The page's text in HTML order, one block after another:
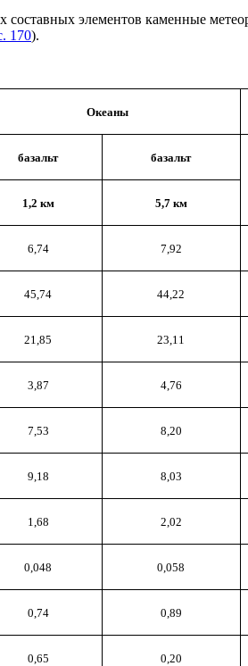
элементов каменные
170).
Океаны
базальт
базальт
1,2 км 5,7 км
6,74 7,92
45,74 44,22
21,85 23,11
3,87 4,76
7,53 8,20
9,18 8,03
1,68 2,02
0,048 0,058
0,74 0,89
0,65 0,20